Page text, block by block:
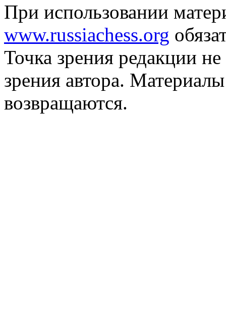
При использовании
www.russiachess.org
Точка зрения редакции не
зрения автора.
возвращаются.